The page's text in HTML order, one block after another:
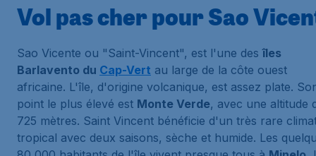
Vol pas cher pour Sao
Sao Vicente ou "Saint-Vincent", est l'une desîles
Barlavento du Cap-Vert au large de la côte ouest
africaine. L'île, d'origine volcanique, est assez plate.
point le plus élevé est Monte Verde, avec une altitude
725 mètres. Saint Vincent bénéficie d'un très rare
tropical avec deux saisons, sèche et humide. Les